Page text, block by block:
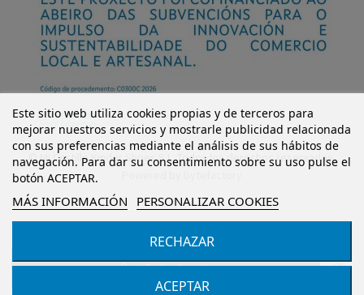
Añadir al carrito
Este sitio web utiliza cookies propias y de terceros para
mejorar nuestros servicios y mostrarle publicidad relacionada
con sus preferencias mediante el análisis de sus hábitos de
navegación. Para dar su consentimiento sobre su uso pulse el
botón ACEPTAR.
MÁS INFORMACIÓN PERSONALIZAR COOKIES
RECHAZAR
ACEPTAR
© Mi Castillo Kinder Shoes S.L. Todos los derechos reservados.